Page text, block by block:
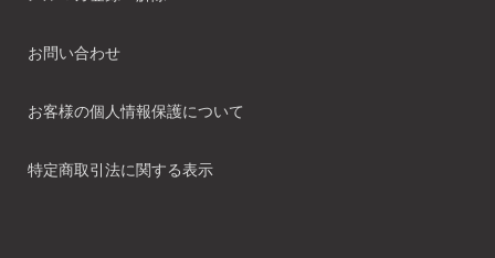
お問い合わせ
お客様の個人情報保護について
特定商取引法に関する表示